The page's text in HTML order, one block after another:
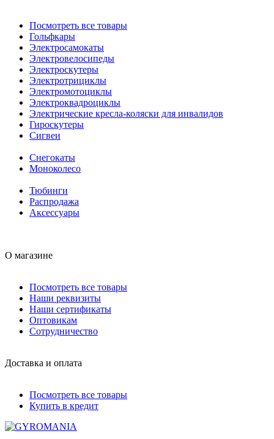
Посмотреть все товары
Гольфкары
Электросамокаты
Электровелосипеды
Электроскутеры
Электротрициклы
Электромотоциклы
Электроквадроциклы
Электрические кресла-коляски для инвалидов
Гироскутеры
Сигвеи
Снегокаты
Моноколесо
Тюбинги
Распродажа
Аксессуары
О магазине
Посмотреть все товары
Наши реквизиты
Наши сертификаты
Оптовикам
Сотрудничество
Доставка и оплата
Посмотреть все товары
Купить в кредит